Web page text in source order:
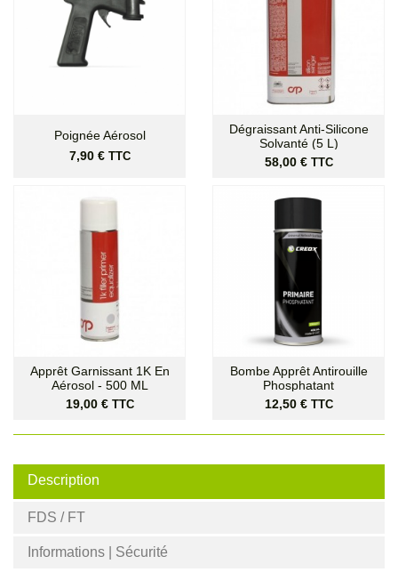
Poignée Aérosol
Prix
7,90 € TTC
Dégraissant Anti-Silicone
Solvanté (5 L)
Prix
58,00 € TTC
Apprêt Garnissant 1K En
Aérosol - 500 ML
Prix
19,00 € TTC
Bombe Apprêt Antirouille
Phosphatant
Prix
12,50 € TTC
Description
FDS / FT
Informations | Sécurité